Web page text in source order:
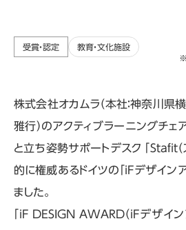
受賞・認定 教育・文化施設
※
株式会社オカムラ（本社：神奈川県
雅行）のアクティブラーニングチェア
と立ち姿勢サポートデスク 「Stafit（
的に権威あるドイツの「iFデザイン
ました。
「iF DESIGN AWARD（iFデザイン